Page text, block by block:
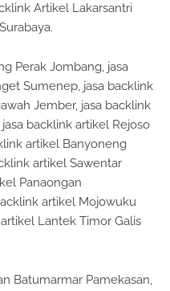
Artikel Lakarsantri
Perak Jombang, jasa
Sumenep, jasa backlink
Jember, jasa backlink
backlink artikel Rejoso
artikel Banyoneng
artikel Sawentar
Panaongan
artikel Mojowuku
Lantek Timor Galis
Batumarmar Pamekasan,